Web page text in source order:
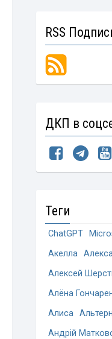
RSS
ДКП в
Теги
ChatGPT
Акелла
Алексей
Алёна
Алиса
Андрій